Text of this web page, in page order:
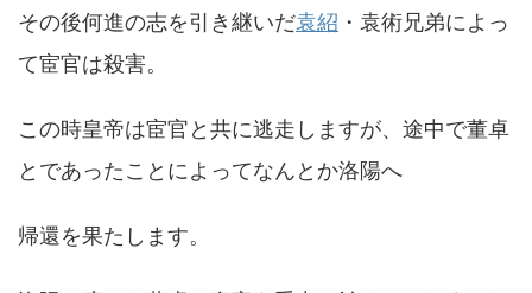
その後何進の志を引き継いだ袁紹 ・袁術兄弟によっ
て宦官は殺害。
この時皇帝は宦官と共に逃走しますが、途中で董卓
とであったことによってなんとか洛陽へ
帰還を果たします。